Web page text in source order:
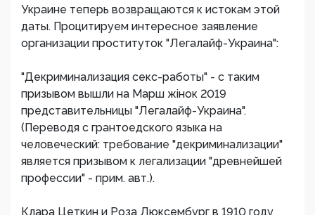
Украине теперь возвращаются к истокам этой
даты. Процитируем интересное заявление
организации проституток "Легалайф-Украина":
"Декриминализация секс-работы" - с таким
призывом вышли на Марш жінок 2019
представительницы "Легалайф-Украина".
(Переводя с грантоедского языка на
человеческий: требование "декриминализации"
является призывом к легализации "древнейшей
профессии" - прим. авт.).
Клара Цеткин и Роза Люксембург в 1910 году